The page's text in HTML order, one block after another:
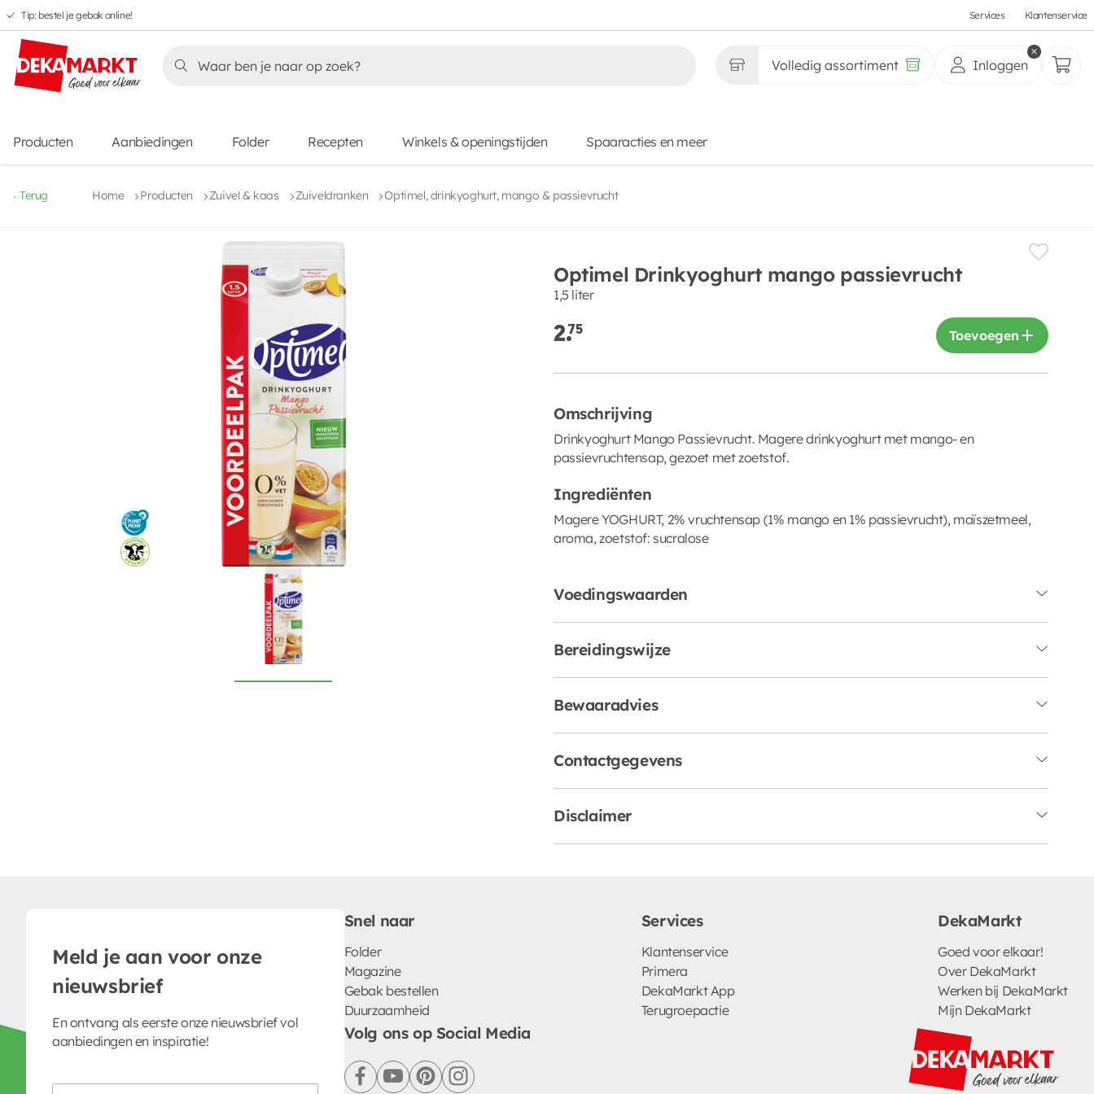
Overslaan
naar
hoofdnavigatie
Overslaan
naar
hoofdinhoud
Overslaan
naar
voettekstinhoud
Overslaan
naar
aanbiedingen
Tip: bestel je gebak online! Services Klantenservice
Volledig assortiment Inloggen
Producten Aanbiedingen Folder Recepten Winkels & openingstijden Spaaracties en meer
Terug Home Producten Zuivel & kaas Zuiveldranken Optimel, drinkyoghurt, mango & passievrucht
Optimel Drinkyoghurt mango passievrucht
1,5 liter
2.75 Toevoegen
Omschrijving
Drinkyoghurt Mango Passievrucht. Magere drinkyoghurt met mango- en
passievruchtensap, gezoet met zoetstof.
Ingrediënten
Magere YOGHURT, 2% vruchtensap (1% mango en 1% passievrucht), maïszetmeel,
aroma, zoetstof: sucralose
Voedingswaarden
Bereidingswijze
Bewaaradvies
Contactgegevens
Disclaimer
Meld je aan voor onze
nieuwsbrief
En ontvang als eerste onze nieuwsbrief vol
aanbiedingen en inspiratie!
Snel naar
Folder
Magazine
Gebak bestellen
Duurzaamheid
Services
Klantenservice
Primera
DekaMarkt App
Terugroepactie
DekaMarkt
Goed voor elkaar!
Over DekaMarkt
Werken bij DekaMarkt
Mijn DekaMarkt
Volg ons op Social Media
facebookyoutubepinterestinstagram